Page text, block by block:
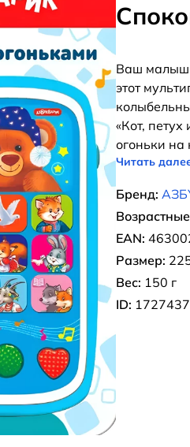
Ваш малыш
этот
«Кот,
огоньки на
Читать
Бренд:
EAN:
Размер:
Вес: 150 г
ID: 1727437